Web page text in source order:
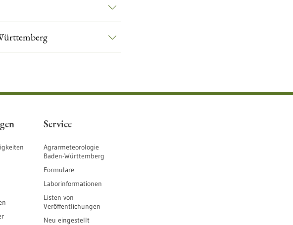
Service
Agrarmeteorologie
Baden-Württemberg
Formulare
Laborinformationen
Listen von
Veröffentlichungen
Neu eingestellt